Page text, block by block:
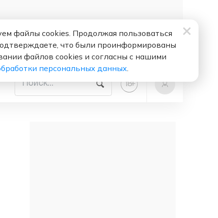
18+
файлы cookies. Продолжая пользоваться
что были проинформированы
файлов cookies и согласны с нашими
персональных данных.